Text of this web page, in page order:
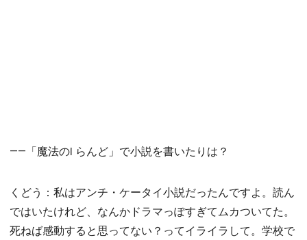
――「魔法のi らんど」で小説を書いたりは？
くどう：私はアンチ・ケータイ小説だったんですよ。読ん
ではいたけれど、なんかドラマっぽすぎてムカついてた。
死ねば感動すると思ってない？ってイライラして。学校で